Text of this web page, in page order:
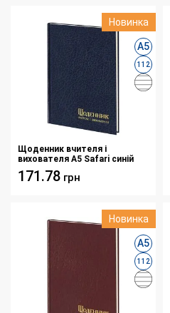
Новинка
А5
112
Щоденник вчителя і
вихователя А5 Safari синій
171.78 грн
Новинка
А5
112